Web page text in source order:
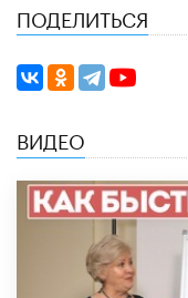
ПОДЕЛИТЬСЯ
ВИДЕО